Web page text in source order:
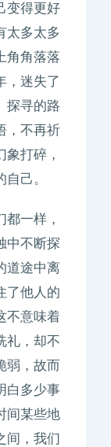
变得更好
太多太多
角角落落
，迷失了
探寻的路
，不再祈
打碎，
己。
一样，
中不断探
道途中离
了他人的
不意味着
礼，却不
弱，故而
白多少事
间某些地
间，我们